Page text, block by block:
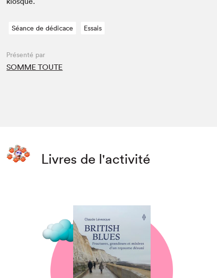
Séance de dédicace Essais
Présenté par
SOMME TOUTE
Livres de l'activité